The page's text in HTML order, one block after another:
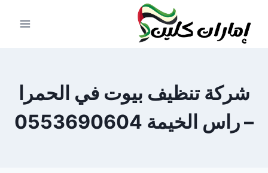
المحتوى
شركة تنظيف بيوت في الحمرا
– راس الخيمة 0553690604